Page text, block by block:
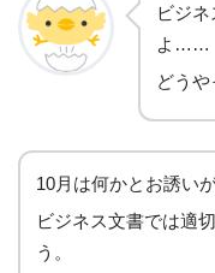
ビジ
よ……
どう
10月は何かとお誘い
ビジネス文書では適
う。